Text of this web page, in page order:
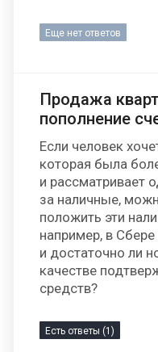
Еще нет ответов
Продажа
пополнение
Если человек
которая была
и рассматривает
за наличные,
положить эти
например, в
и достаточно ли
качестве
средств?
Есть ответы (1)